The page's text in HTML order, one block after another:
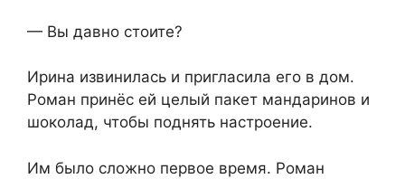
— Вы давно стоите?
Ирина извинилась и пригласила его в дом.
Роман принёс ей целый пакет мандаринов и
шоколад, чтобы поднять настроение.
Им было сложно первое время. Роман